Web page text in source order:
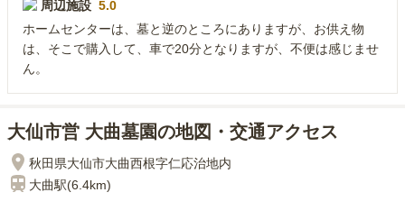
周辺施設 5.0
ホームセンターは、墓と逆のところにありますが、お供え物
は、そこで購入して、車で20分となりますが、不便は感じませ
ん。
大仙市営 大曲墓園の地図・交通アクセス
秋田県大仙市大曲西根字仁応治地内
大曲駅(6.4km)